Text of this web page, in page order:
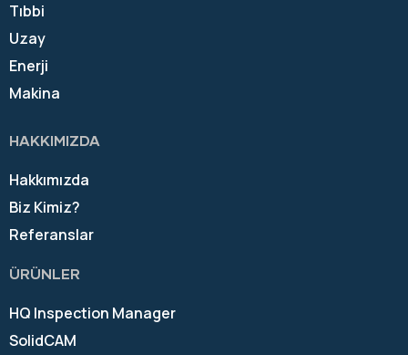
Tıbbi
Uzay
Enerji
Makina
HAKKIMIZDA
Hakkımızda
Biz Kimiz?
Referanslar
ÜRÜNLER
HQ Inspection Manager
SolidCAM